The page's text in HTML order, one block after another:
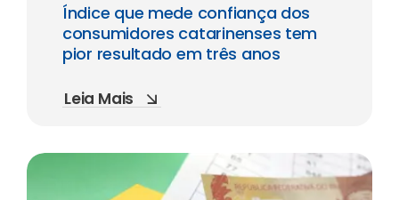
Índice que mede confiança dos
consumidores catarinenses tem
pior resultado em três anos
Leia Mais